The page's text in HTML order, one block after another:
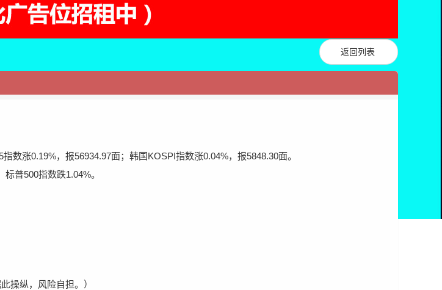
返回列表
数涨0.19%，报56934.97面；韩国KOSPI指数涨0.04%，报5848.30面。
标普500指数跌1.04%。
操纵，风险自担。）